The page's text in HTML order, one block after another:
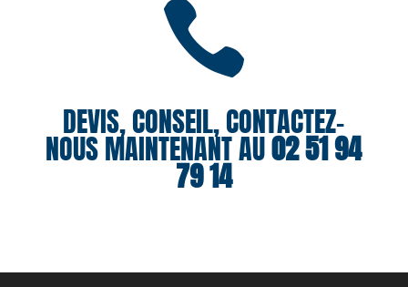

DEVIS, CONSEIL, CONTACTEZ-
NOUS MAINTENANT AU02 51 94
79 14